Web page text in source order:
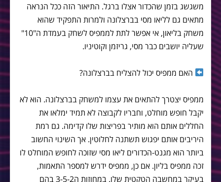
משגשג בזמן שהכדור אצלו ברגל. התיאור הזה ככל הנראה
מתאים גם לליאו מסי בברצלונה ולמרות התפקיד שהוא
משחק בליאון, אי אפשר לתת לממפיס לשחק בעמדת ה"10"
שעליה יושבים כבר מסי, גריזמן וקוטיניו.
האם ממפיס יכול להצליח בברצלונה?
ממפיס יצטרך להתאים את עצמו למשחק בברצלונה. הוא לא
יקבל חופש מוחלט, וחבריו לקבוצה לא תמיד ימלאו את
החללים אותם הוא מותיר בפריצות שלו קדימה. גם רמת
היריבים אותם יפגוש תשתנה לחלוטין. אך השינוי החשוב
ביותר הוא מגנט-הכדורים ליאו מסי שזוכה לחופש המוחלט לו
זכה ממפיס בליון. אם כן, ממפיס ידרש למספר התאמות,
בעיקר במחשבה הטקטית שלו. במחוזות ה3-5-2 בהם